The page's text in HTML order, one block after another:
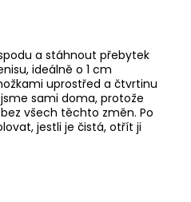
a stáhnout přebytek
ideálně o 1 cm
uprostřed a čtvrtinu
sami doma, protože
všech těchto změn. Po
jestli je čistá, otřít ji